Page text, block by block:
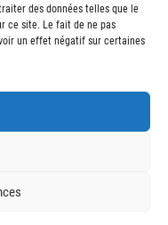
des données telles que le
ce site. Le fait de ne pas
un effet négatif sur certaines